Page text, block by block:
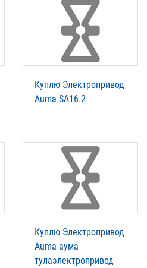
Куплю Электропривод
Auma SA16.2
Куплю Электропривод
Auma аума
тулаэлектропривод